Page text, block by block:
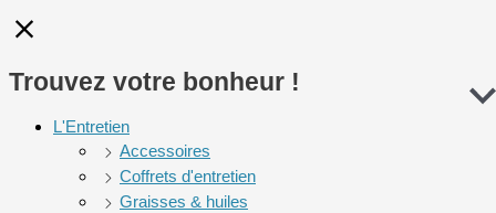
Trouvez votre bonheur !
L'Entretien
Accessoires
Coffrets d'entretien
Graisses & huiles